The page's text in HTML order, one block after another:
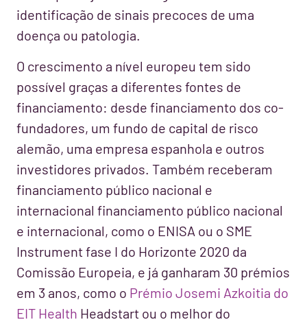
identificação de sinais precoces de uma
doença ou patologia.
O crescimento a nível europeu tem sido
possível graças a diferentes fontes de
financiamento: desde financiamento dos co-
fundadores, um fundo de capital de risco
alemão, uma empresa espanhola e outros
investidores privados. Também receberam
financiamento público nacional e
internacional financiamento público nacional
e internacional, como o ENISA ou o SME
Instrument fase I do Horizonte 2020 da
Comissão Europeia, e já ganharam 30 prémios
em 3 anos, como o Prémio Josemi Azkoitia do
EIT Health Headstart ou o melhor do